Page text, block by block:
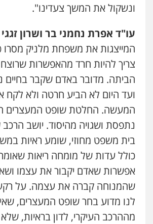
ונשקול את המשך צעדינו".
עו"ד אפרת נחמני בר ושרון
המייצגות את משפחת מלניק מסרו
צריך להיות חרד מהאפשרות
הביתה. מדובר באדם שקבר בחיים
ועד היום לא הביע חרטה ולא לקח
המעשה. החלטת שופט המעצרים
נתפסת ושגויה מהיסוד. יושב
בית משפט מחוזי, שומע ראיות
כולל עדות של מומחה ריאות
אפשרות שאדם יקבור את עצמו
שהמנוחה קברה את עצמה. על
לנו מדוע בחר שופט המעצרים,
מההרכב העיקרי, לדון בראיות,
עו"ד אבי כהן
סמים עבירות מין
0523647066
ויקי שמואל – משרד
משפט פלילי
0528959600
קורל קרוז – עורך דין
משפט פלילי
0545437431
עו"ד עלי סעדי
פלילי פשיעה חמורה ליווי
ומעצרים
0508824984